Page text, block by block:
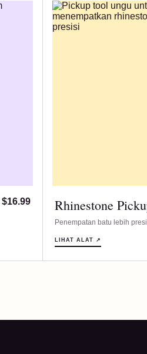
$16.99 Rhinestone
Penempatan batu lebih
LIHAT ALAT ↗